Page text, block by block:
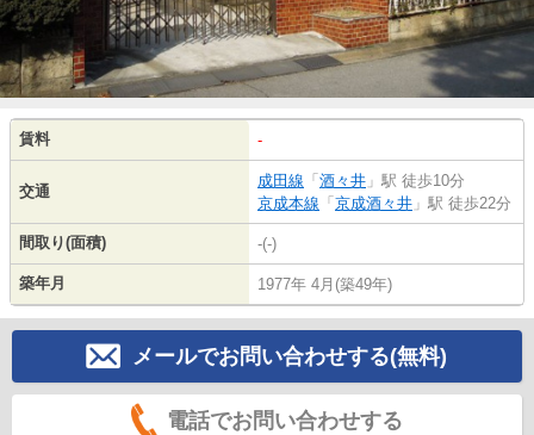
賃料 -
交通
成田線 「 酒々井 」駅 徒歩10分
京成本線 「 京成酒々井 」駅 徒歩22分
間取り(面積) -(-)
築年月 1977年 4月(築49年)
メールでお問い合わせする(無料)
電話でお問い合わせする